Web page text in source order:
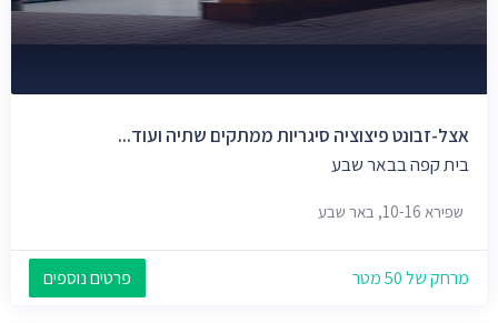
אצל-זבונט פיצוציה סיגריות ממתקים שתיה ועוד...
בית קפה בבאר שבע
שפירא 10-16, באר שבע
מרחק של 50 מטר פרטים נוספים